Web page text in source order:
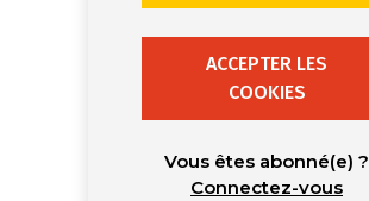
ACCEPTER LES
COOKIES
Vous êtes abonné(e) ?
Connectez-vous